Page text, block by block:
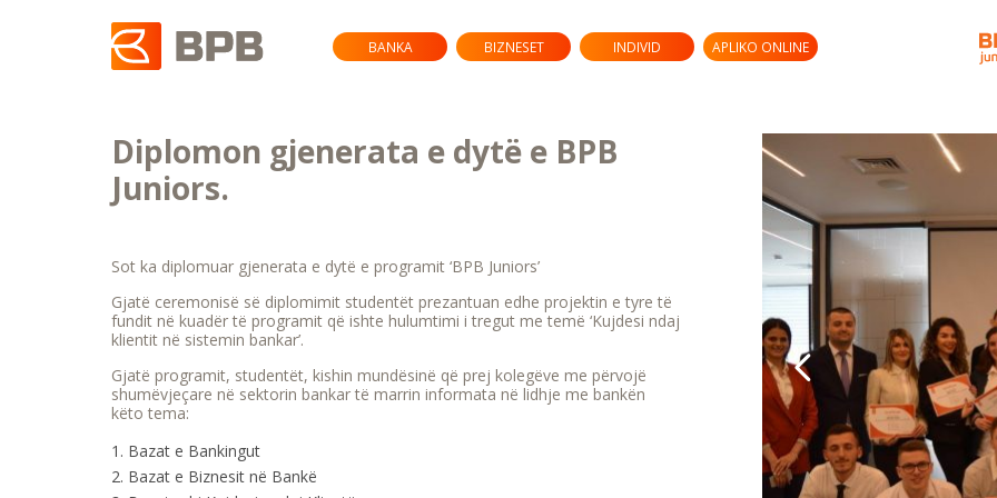
BANKA BIZNESET INDIVID APLIKO ONLINE
Diplomon gjenerata e dytë e BPB
Juniors.
Sot ka diplomuar gjenerata e dytë e programit ‘BPB Juniors’
Gjatë ceremonisë së diplomimit studentët prezantuan edhe projektin e tyre të
fundit në kuadër të programit që ishte hulumtimi i tregut me temë ‘Kujdesi ndaj
klientit në sistemin bankar’.
Gjatë programit, studentët, kishin mundësinë që prej kolegëve me përvojë
shumëvjeçare në sektorin bankar të marrin informata në lidhje me bankën
këto tema:
Bazat e Bankingut
Bazat e Biznesit në Bankë